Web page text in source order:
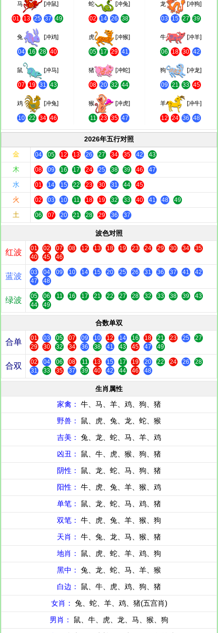
马 [冲鼠]
01 13 25 37 49
蛇 [冲兔]
02 14 26 38
龙 [冲狗]
03 15 27 39
兔 [冲鸡]
04 16 28 40
虎 [冲猴]
05 17 29 41
牛 [冲羊]
06 18 30 42
鼠 [冲马]
07 19 31 43
猪 [冲蛇]
08 20 32 44
狗 [冲龙]
09 21 33 45
鸡 [冲兔]
10 22 34 46
猴 [冲虎]
11 23 35 47
羊 [冲牛]
12 24 36 48
2026年五行对照
金
04 05 12 13 26 27 34 35 42 43
木 08 09 16 17 24 25 38 39 46 47
水 01 14 15 22 23 30 31 44 45
火 02 03 10 11 18 19 32 33 40 41 48 49
土 06 07 20 21 28 29 36 37
波色对照
红波 01 02 07 08 12 13 18 19 23 24 29 30 34
35
40
45 46
蓝波 03 04 09 10 14 15 20 25 26 31 36 37 41
42
47
48
绿波 05 06 11 16 17 21 22 27 28 32 33 38 39
43
44
49
合数单双
合单 01 03 05 07 09 10 12 14 16 18 21 23 25
27
29
30 32 34 36 38 41 43 45 47 49
合双 02 04 06 08 11 13 15 17 19 20 22 24 26
28
31
33 35 37 39 40 42 44 46 48
生肖属性
家禽： 牛、马、羊、鸡、狗、猪
野兽： 鼠、虎、兔、龙、蛇、猴
吉美： 兔、龙、蛇、马、羊、鸡
凶丑： 鼠、牛、虎、猴、狗、猪
阴性： 鼠、龙、蛇、马、狗、猪
阳性： 牛、虎、兔、羊、猴、鸡
单笔： 鼠、龙、蛇、马、鸡、猪
双笔： 牛、虎、兔、羊、猴、狗
天肖： 牛、兔、龙、马、猴、猪
地肖： 鼠、虎、蛇、羊、鸡、狗
黑中： 兔、龙、蛇、马、羊、猴
白边： 鼠、牛、虎、鸡、狗、猪
女肖： 兔、蛇、羊、鸡、猪(五宫肖)
男肖： 鼠、牛、虎、龙、马、猴、狗